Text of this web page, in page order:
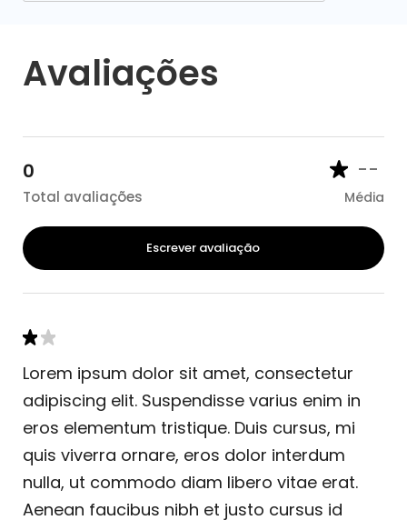
Avaliações
0
Total avaliações
--
Média
Escrever avaliação
Lorem ipsum dolor sit amet, consectetur
adipiscing elit. Suspendisse varius enim in
eros elementum tristique. Duis cursus, mi
quis viverra ornare, eros dolor interdum
nulla, ut commodo diam libero vitae erat.
Aenean faucibus nibh et justo cursus id